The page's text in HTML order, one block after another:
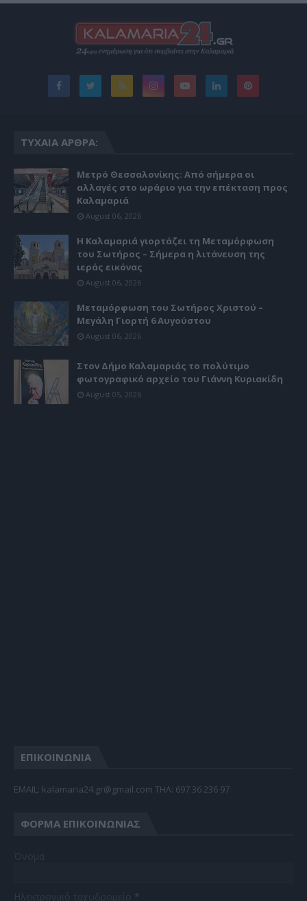
ΤΥΧΑΊΑ ΆΡΘΡΑ:
Μετρό Θεσσαλονίκης: Από σήμερα οι
αλλαγές στο ωράριο για την επέκταση προς
Καλαμαριά
August 06, 2026
Η Καλαμαριά γιορτάζει τη Μεταμόρφωση
του Σωτήρος – Σήμερα η λιτάνευση της
ιεράς εικόνας
August 06, 2026
Μεταμόρφωση του Σωτήρος Χριστού –
Μεγάλη Γιορτή 6 Αυγούστου
August 06, 2026
Στον Δήμο Καλαμαριάς το πολύτιμο
φωτογραφικό αρχείο του Γιάννη Κυριακίδη
August 05, 2026
ΕΠΙΚΟΙΝΩΝΙΑ
EMAIL: kalamaria24.gr@gmail.com TΗΛ: 697 36 236 97
ΦΌΡΜΑ ΕΠΙΚΟΙΝΩΝΊΑΣ